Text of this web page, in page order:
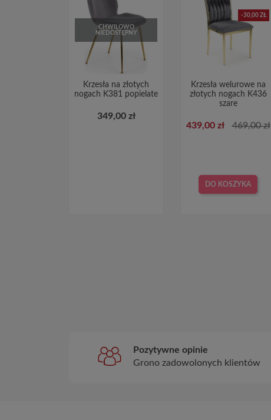
CHWILOWO
NIEDOSTĘPNY
Krzesła na złotych
nogach K381 popielate
349,00 zł
-30,00 ZŁ
Krzesła welurowe na
złotych nogach K436
szare
439,00 zł 469,00 zł
DO KOSZYKA
Pozytywne opinie
Grono zadowolonych klientów